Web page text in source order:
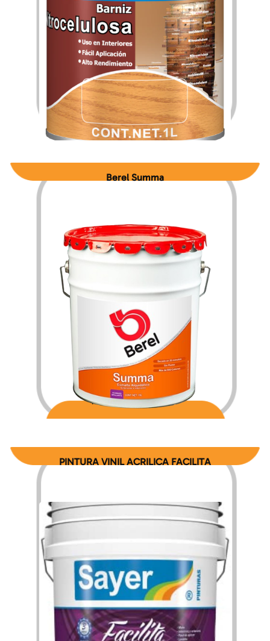
$264.13– $4,225.07
Berel Summa
$247.80–$4,120.20
PINTURA VINIL ACRILICA FACILITA